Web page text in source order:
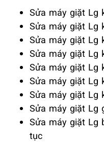
Sửa máy giặt Lg
Sửa máy giặt Lg
Sửa máy giặt Lg
Sửa máy giặt Lg
Sửa máy giặt Lg
Sửa máy giặt Lg
Sửa máy giặt Lg
Sửa máy giặt Lg
Sửa máy giặt Lg
tục